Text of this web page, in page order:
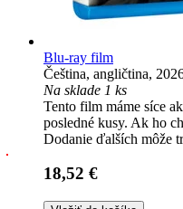
Blu-ray film
Čeština, angličtina,
Na sklade 1 ks
Tento film máme síce
posledné kusy. Ak ho
Dodanie ďalších môže
18,52 €